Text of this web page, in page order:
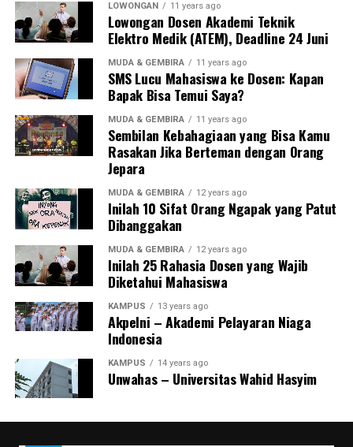
Nyetir zigzag, teruma abuat pengendara roda dua, bikin
orang yang di belakang kaget setengah mati. Kalau
repsonnya telat, bisa ketabrak lho.
8. Memaksa Lewat saat Ada Penyeberang
Jadi pejalan kaki tuh kasihan lho. Udah jalanan kota
sekarang panas, trotoar di rampas pedgang, mau
menyeberang jalan juga musti nunggu. Jangan bikin
tambah susah dengan main serobot. Berhenti 5 atau 10
detik gak ada ruginya.
9. Tak Mau Antri di SPBU
Tiap-tiap SPBU udah atur supaya antri. Jangan main
serobot. Kalau ada yang ngalkuin itu, siap-siap aja
disurakin.
10. Pakai Knalpot Bobok
Kalau kamu ngras punya bakat jadi pembalap, please
deh salurkan di sirkuit. Jangan sesekali pakai motor
LOWONGAN 11 years ago
Lowongan Dosen Akademi Teknik
Elektro Medik (ATEM), Deadline 24 Juni
MUDA & GEMBIRA 11 years ago
SMS Lucu Mahasiswa ke Dosen: Kapan
Bapak Bisa Temui Saya?
MUDA & GEMBIRA 11 years ago
Sembilan Kebahagiaan yang Bisa Kamu
Rasakan Jika Berteman dengan Orang
Jepara
MUDA & GEMBIRA 12 years ago
Inilah 10 Sifat Orang Ngapak yang Patut
Dibanggakan
MUDA & GEMBIRA 12 years ago
Inilah 25 Rahasia Dosen yang Wajib
Diketahui Mahasiswa
KAMPUS 13 years ago
Akpelni – Akademi Pelayaran Niaga
Indonesia
KAMPUS 14 years ago
Unwahas – Universitas Wahid Hasyim